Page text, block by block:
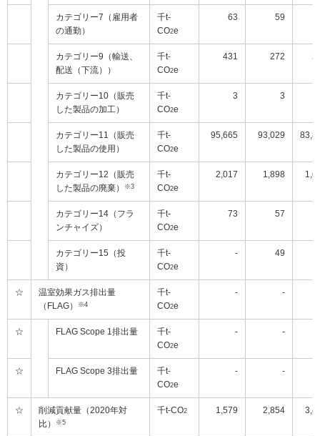
カテゴリー7（雇用者
の通勤）
千t-
CO2e
63 59
カテゴリー9（輸送、
配送（下流））
千t-
CO2e
431 272
カテゴリー10（販売
した製品の加工）
千t-
CO2e
3 3
カテゴリー11（販売
した製品の使用）
千t-
CO2e
95,665 93,029
カテゴリー12（販売
した製品の廃棄）
※3
千t-
CO2e
2,017 1,898
カテゴリー14（フラ
ンチャイズ）
千t-
CO2e
73 57
カテゴリー15（投
資）
千t-
CO2e
- 49
☆
温室効果ガス排出量
（FLAG）
※4
千t-
CO2e
- -
☆ FLAG Scope 1排出量
千t-
CO2e
- -
☆ FLAG Scope 3排出量
千t-
CO2e
- -
☆
削減貢献量（2020年対
比）
※5
千t-CO2 1,579 2,854